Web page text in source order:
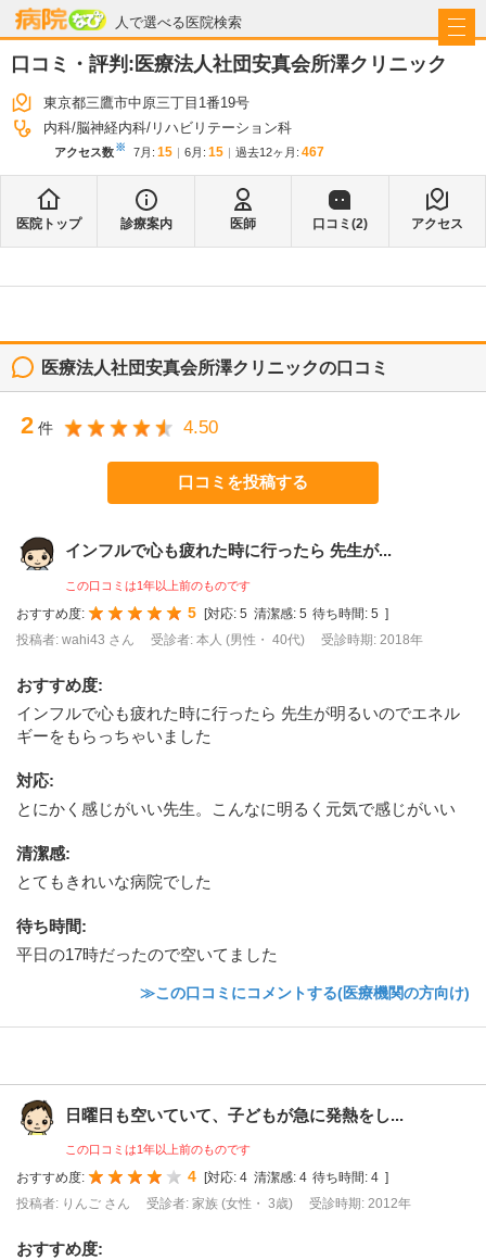
人で選べる医院検索
病院なび
口コミ・評判:医療法人社団安真会所澤クリニック
東京都三鷹市中原三丁目1番19号
内科 脳神経内科 リハビリテーション科
アクセス数※ 7月 : 15 6月 : 15 過去12ヶ月: 467
医院トップ 診療案内 医師 口コミ(2) アクセス
医療法人社団安真会所澤クリニックの口コミ
2 件 4.50
口コミを投稿する
インフルで心も疲れた時に行ったら 先生が...
この口コミは1年以上前のものです
おすすめ度: 5 [対応: 5 清潔感: 5 待ち時間: 5 ]
投稿者: wahi43 さん
受診者: 本人 (男性・ 40代) 受診時期: 2018年
おすすめ度:
インフルで心も疲れた時に行ったら 先生が明るいのでエネル
ギーをもらっちゃいました
対応:
とにかく感じがいい先生。こんなに明るく元気で感じがいい
清潔感:
とてもきれいな病院でした
待ち時間:
平日の17時だったので空いてました
≫この口コミにコメントする(医療機関の方向け)
日曜日も空いていて、子どもが急に発熱をし...
この口コミは1年以上前のものです
おすすめ度: 4 対応: 4 清潔感: 4 待ち時間: 4
投稿者: りんご さん
受診者: 家族 (女性・ 3歳) 受診時期: 2012年
おすすめ度: